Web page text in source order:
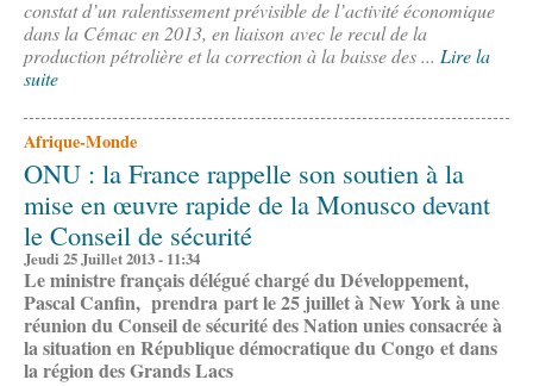
constat d’un ralentissement prévisible de l’activité économique
dans la Cémac en 2013, en liaison avec le recul de la
production pétrolière et la correction à la baisse des ... Lire la
suite
Afrique-Monde
ONU : la France rappelle son soutien à la
mise en œuvre rapide de la Monusco devant
le Conseil de sécurité
Jeudi 25 Juillet 2013 - 11:34
Le ministre français délégué chargé du Développement,
Pascal Canfin, prendra part le 25 juillet à New York à une
réunion du Conseil de sécurité des Nation unies consacrée à
la situation en République démocratique du Congo et dans
la région des Grands Lacs